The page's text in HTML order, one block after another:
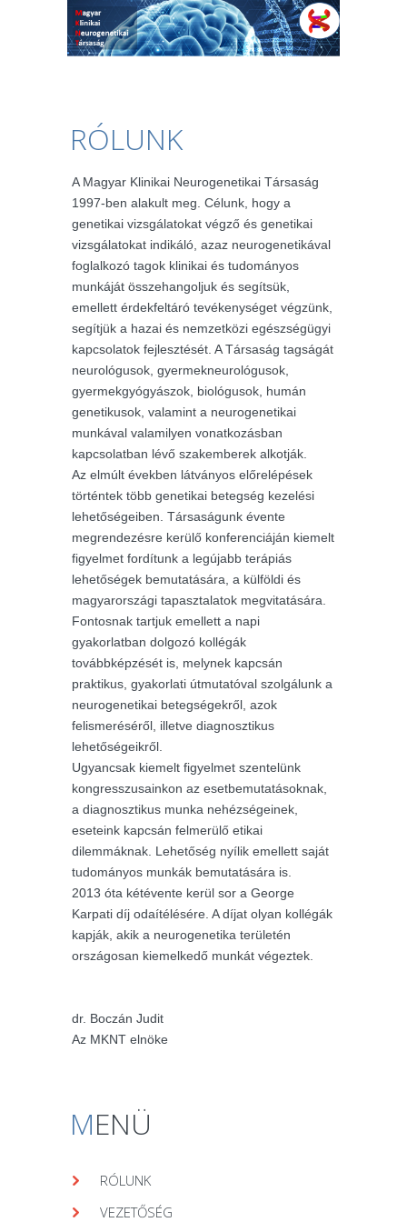
RÓLUNK
A Magyar Klinikai Neurogenetikai Társaság
1997-ben alakult meg. Célunk, hogy a
genetikai vizsgálatokat végző és genetikai
vizsgálatokat indikáló, azaz neurogenetikával
foglalkozó tagok klinikai és tudományos
munkáját összehangoljuk és segítsük,
emellett érdekfeltáró tevékenységet végzünk,
segítjük a hazai és nemzetközi egészségügyi
kapcsolatok fejlesztését. A Társaság tagságát
neurológusok, gyermekneurológusok,
gyermekgyógyászok, biológusok, humán
genetikusok, valamint a neurogenetikai
munkával valamilyen vonatkozásban
kapcsolatban lévő szakemberek alkotják.
Az elmúlt években látványos előrelépések
történtek több genetikai betegség kezelési
lehetőségeiben. Társaságunk évente
megrendezésre kerülő konferenciáján kiemelt
figyelmet fordítunk a legújabb terápiás
lehetőségek bemutatására, a külföldi és
magyarországi tapasztalatok megvitatására.
Fontosnak tartjuk emellett a napi
gyakorlatban dolgozó kollégák
továbbképzését is, melynek kapcsán
praktikus, gyakorlati útmutatóval szolgálunk a
neurogenetikai betegségekről, azok
felismeréséről, illetve diagnosztikus
lehetőségeikről.
Ugyancsak kiemelt figyelmet szentelünk
kongresszusainkon az esetbemutatásoknak,
a diagnosztikus munka nehézségeinek,
eseteink kapcsán felmerülő etikai
dilemmáknak. Lehetőség nyílik emellett saját
tudományos munkák bemutatására is.
2013 óta kétévente kerül sor a George
Karpati díj odaítélésére. A díjat olyan kollégák
kapják, akik a neurogenetika területén
országosan kiemelkedő munkát végeztek.
dr. Boczán Judit
Az MKNT elnöke
MENÜ
RÓLUNK
VEZETŐSÉG